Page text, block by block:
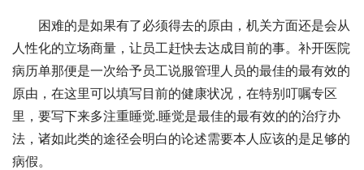
困难的是如果有了必须得去的原由，机关方面还是会从
人性化的立场商量，让员工赶快去达成目前的事。补开医院
病历单那便是一次给予员工说服管理人员的最佳的最有效的
原由，在这里可以填写目前的健康状况，在特别叮嘱专区
里，要写下来多注重睡觉.睡觉是最佳的最有效的的治疗办
法，诸如此类的途径会明白的论述需要本人应该的是足够的
病假。